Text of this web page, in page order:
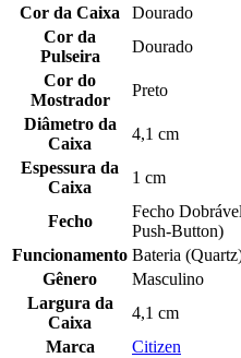
Cor da Caixa
Dourado
Cor da
Pulseira
Dourado
Cor do
Mostrador
Preto
Diâmetro da
Caixa
4,1 cm
Espessura da
Caixa
1 cm
Fecho
Fecho
Push-Button)
Funcionamento Bateria
Gênero
Masculino
Largura da
Caixa
4,1 cm
Marca
Citizen